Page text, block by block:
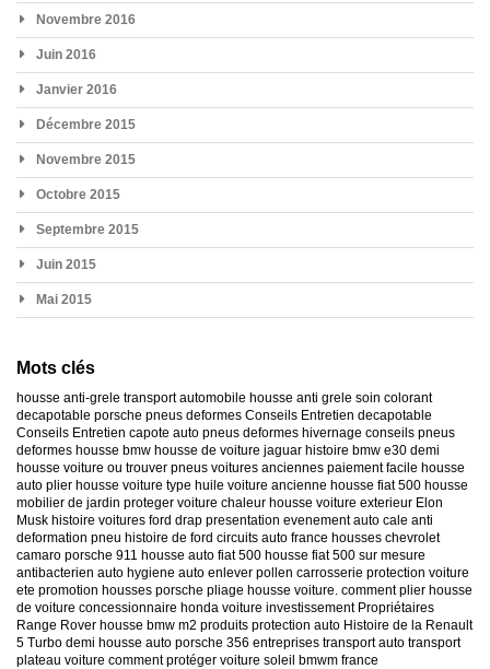
Novembre 2016
Juin 2016
Janvier 2016
Décembre 2015
Novembre 2015
Octobre 2015
Septembre 2015
Juin 2015
Mai 2015
Mots clés
housse anti-grele transport automobile housse anti grele soin colorant
decapotable porsche pneus deformes Conseils Entretien decapotable
Conseils Entretien capote auto pneus deformes hivernage conseils pneus
deformes housse bmw housse de voiture jaguar histoire bmw e30 demi
housse voiture ou trouver pneus voitures anciennes paiement facile housse
auto plier housse voiture type huile voiture ancienne housse fiat 500 housse
mobilier de jardin proteger voiture chaleur housse voiture exterieur Elon
Musk histoire voitures ford drap presentation evenement auto cale anti
deformation pneu histoire de ford circuits auto france housses chevrolet
camaro porsche 911 housse auto fiat 500 housse fiat 500 sur mesure
antibacterien auto hygiene auto enlever pollen carrosserie protection voiture
ete promotion housses porsche pliage housse voiture. comment plier housse
de voiture concessionnaire honda voiture investissement Propriétaires
Range Rover housse bmw m2 produits protection auto Histoire de la Renault
5 Turbo demi housse auto porsche 356 entreprises transport auto transport
plateau voiture comment protéger voiture soleil bmwm france